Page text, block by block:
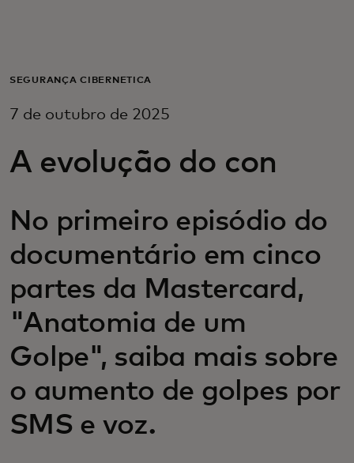
Para empresas
Para inovadores
Notícias e tendências
SEGURANÇA CIBERNÉTICA
7 de outubro de 2025
A evolução do con
No primeiro episódio do
documentário em cinco
partes da Mastercard,
"Anatomia de um
Golpe", saiba mais sobre
o aumento de golpes por
SMS e voz.